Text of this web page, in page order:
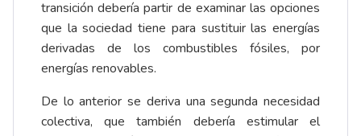
transición debería partir de examinar las opciones
que la sociedad tiene para sustituir las energías
derivadas de los combustibles fósiles, por
energías renovables.
De lo anterior se deriva una segunda necesidad
colectiva, que también debería estimular el